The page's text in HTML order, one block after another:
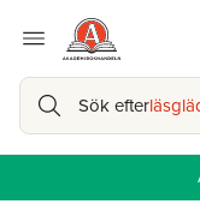
Sök efter